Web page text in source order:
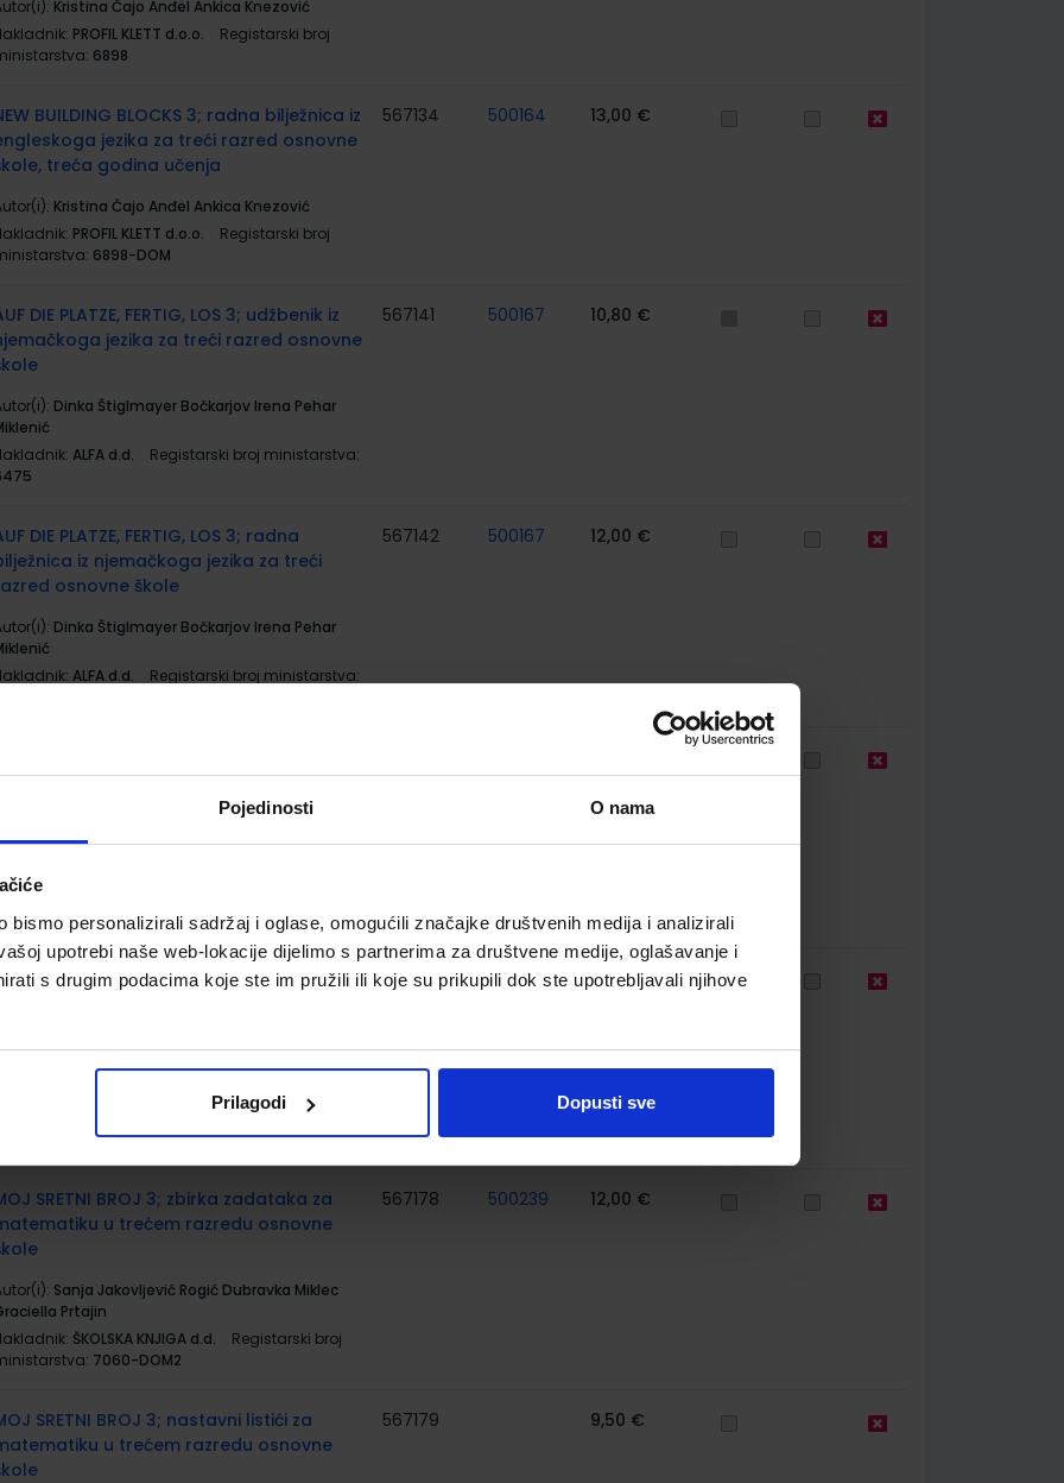
Pojedinosti O nama
bismo personalizirali sadržaj i oglase, omogućili značajke društvenih medija i analizirali
upotrebi naše web-lokacije dijelimo s partnerima za društvene medije, oglašavanje i
s drugim podacima koje ste im pružili ili koje su prikupili dok ste upotrebljavali njihove
Prilagodi Dopusti sve
Kristina Čajo Anđel Ankica Knezović
PROFIL KLETT d.o.o.
Registarski broj
6898
BUILDING BLOCKS 3; radna bilježnica iz
jezika za treći razred osnovne
treća godina učenja
Kristina Čajo Anđel Ankica Knezović
PROFIL KLETT d.o.o.
Registarski broj
6898-DOM
567134 500164 13,00 €
DIE PLATZE, FERTIG, LOS 3; udžbenik iz
jezika za treći razred osnovne
Dinka Štiglmayer Bočkarjov Irena Pehar
ALFA d.d.
Registarski broj ministarstva:
567141 500167 10,80 €
DIE PLATZE, FERTIG, LOS 3; radna
iz njemačkoga jezika za treći
osnovne škole
Dinka Štiglmayer Bočkarjov Irena Pehar
ALFA d.d.
Registarski broj ministarstva:
567142 500167 12,00 €
digitalnim sadržajima u trećem
Sanja Jakovljević Rogić Dubravka Miklec
7060
SRETNI BROJ 3; radna bilježnica za
Sanja Jakovljević Rogić Dubravka Miklec
Registarski broj
7060-DOM
567177 500239 10,50 €
SRETNI BROJ 3; zbirka zadataka za
u trećem razredu osnovne
Sanja Jakovljević Rogić Dubravka Miklec
Prtajin
ŠKOLSKA KNJIGA d.d.
Registarski broj
7060-DOM2
567178 500239 12,00 €
SRETNI BROJ 3; nastavni listići za
u trećem razredu osnovne
567179 9,50 €